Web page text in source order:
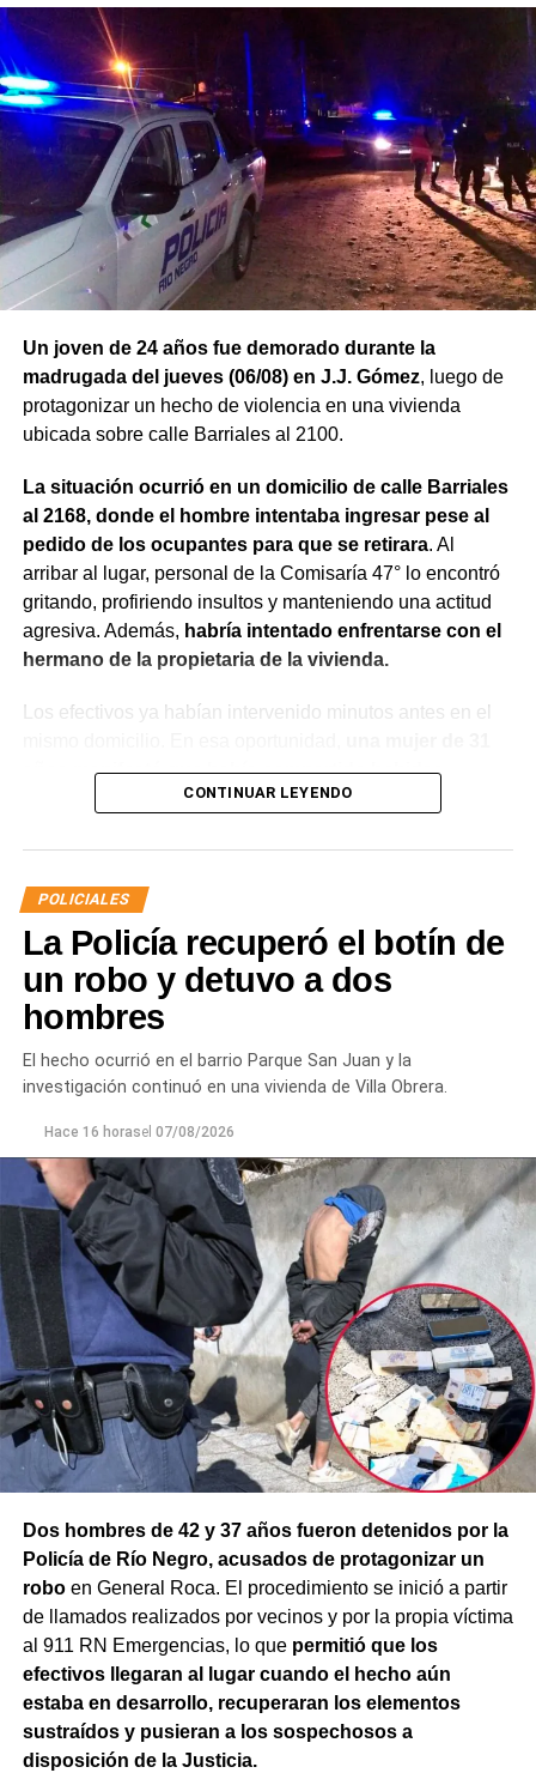
Un joven de 24 años fue demorado durante la
madrugada del jueves (06/08) en J.J. Gómez, luego de
protagonizar un hecho de violencia en una vivienda
ubicada sobre calle Barriales al 2100.
La situación ocurrió en un domicilio de calle Barriales
al 2168, donde el hombre intentaba ingresar pese al
pedido de los ocupantes para que se retirara. Al
arribar al lugar, personal de la Comisaría 47° lo encontró
gritando, profiriendo insultos y manteniendo una actitud
agresiva. Además, habría intentado enfrentarse con el
hermano de la propietaria de la vivienda.
Los efectivos ya habían intervenido minutos antes en el
años manifestó que había compartido bebidas
alcohólicas con el joven y que, en el marco de una
denuncia penal ni recibir asistencia médica y
únicamente solicitó que el joven se retirara del lugar
para evitar que el conflicto continuara.
Ante la persistencia de la conducta agresiva y el
efectivos, el hombre fue demorado con el objetivo de
mayor gravedad.
CONTINUAR LEYENDO
POLICIALES
La Policía recuperó el botín de
un robo y detuvo a dos
hombres
El hecho ocurrió en el barrio Parque San Juan y la
investigación continuó en una vivienda de Villa Obrera.
Hace 16 horasel 07/08/2026
Dos hombres de 42 y 37 años fueron detenidos por la
Policía de Río Negro, acusados de protagonizar un
roboen General Roca. El procedimiento se inició a partir
de llamados realizados por vecinos y por la propia víctima
al 911 RN Emergencias, lo que permitió que los
efectivos llegaran al lugar cuando el hecho aún
estaba en desarrollo, recuperaran los elementos
sustraídos y pusieran a los sospechosos a
disposición de la Justicia.